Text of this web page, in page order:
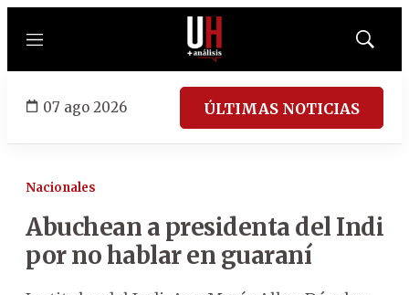
Menú
Mostrar
07 ago 2026 ÚLTIMAS NOTICIAS
Nacionales
Abuchean a presidenta del Indi
por no hablar en guaraní